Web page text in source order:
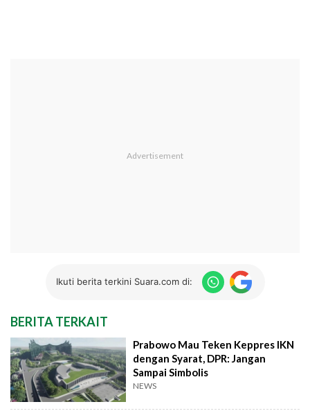
Ikuti berita terkini Suara.com di:
BERITA TERKAIT
Prabowo Mau Teken Keppres IKN
dengan Syarat, DPR: Jangan
Sampai Simbolis
NEWS